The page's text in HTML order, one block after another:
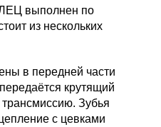
выполнен по
из нескольких
в передней части
крутящий
трансмиссию. Зубья
с цевками